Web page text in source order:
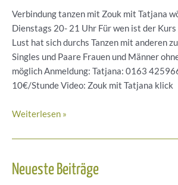
Verbindung tanzen mit Zouk mit Tatjana
Dienstags 20- 21 Uhr Für wen ist der
Lust hat sich durchs Tanzen mit anderen
Singles und Paare Frauen und Männer
möglich Anmeldung: Tatjana: 0163
10€/Stunde Video: Zouk mit Tatjana
Verbindung
mit
mit
Weiterlesen »
Neueste Beiträge